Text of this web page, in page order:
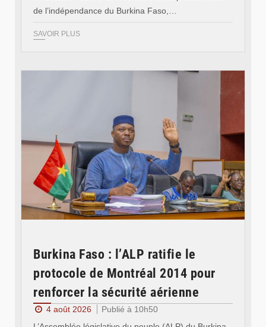
de l’indépendance du Burkina Faso,…
SAVOIR PLUS
Burkina Faso : l’ALP ratifie le
protocole de Montréal 2014 pour
renforcer la sécurité aérienne
4 août 2026
Publié à 10h50